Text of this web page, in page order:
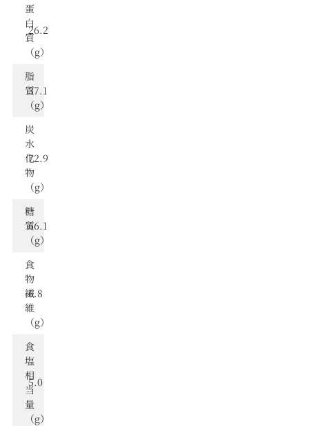
蛋
⽩
質
（g）
26.2
脂
質
（g）
37.1
炭
⽔
化
物
（g）
72.9
糖
質
（g）
66.1
食
物
繊
維
（g）
6.8
⾷
塩
相
当
量
（g）
5.0